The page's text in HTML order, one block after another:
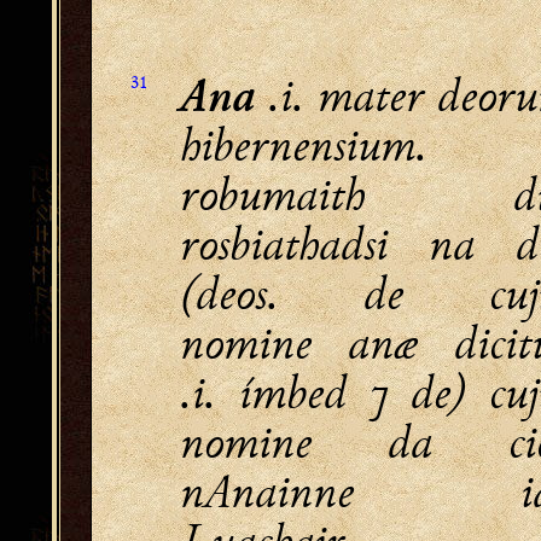
31 Ana.i. mater
hibernensium.
robumaith
rosbiathadsi na
(deos. de
nomine anæ
.i. ímbed ⁊ de)
nomine da
nAnainne